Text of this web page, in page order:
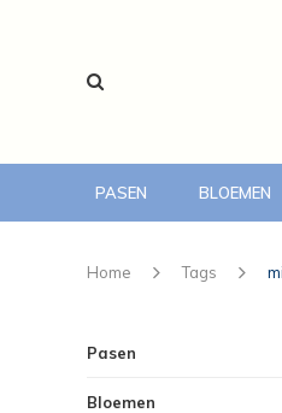
PASEN BLOEMEN
voor 14:00 uur
Home Tags
Pasen
Bloemen